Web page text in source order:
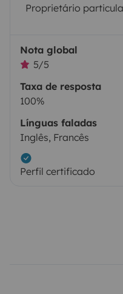
Proprietário
Nota global
5/5
Taxa de resposta
100%
Línguas faladas
Inglês, Francês
Perfil certificado